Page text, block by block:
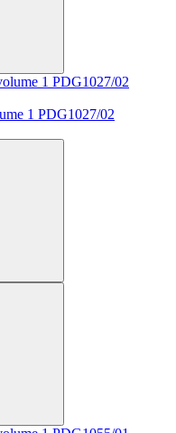
1 PDG1027/02